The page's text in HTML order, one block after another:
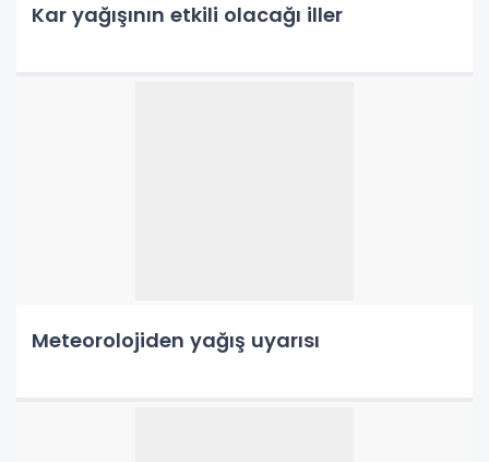
Kar yağışının etkili olacağı iller
Meteorolojiden yağış uyarısı